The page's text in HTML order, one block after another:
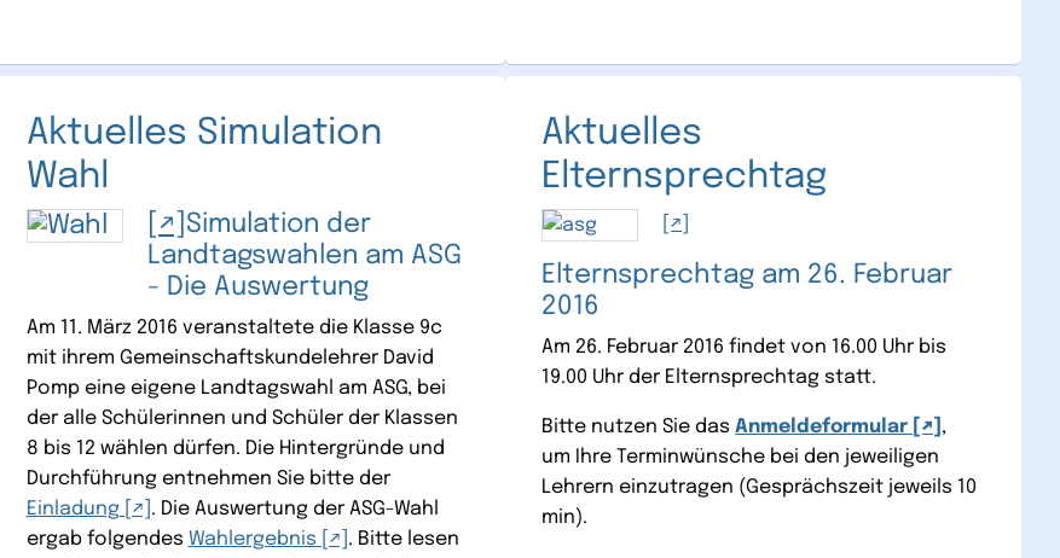
Aktuelles Simulation
Wahl
Simulation der
Landtagswahlen am ASG
- Die Auswertung
Am 11. März 2016 veranstaltete die Klasse 9c
mit ihrem Gemeinschaftskundelehrer David
Pomp eine eigene Landtagswahl am ASG, bei
der alle Schülerinnen und Schüler der Klassen
8 bis 12 wählen dürfen. Die Hintergründe und
Durchführung entnehmen Sie bitte der
Einladung
. Die Auswertung der ASG-Wahl
ergab folgendes Wahlergebnis
. Bitte lesen
Aktuelles
Elternsprechtag
Elternsprechtag am 26. Februar
2016
Am 26. Februar 2016 findet von 16.00 Uhr bis
19.00 Uhr der Elternsprechtag statt.
Bitte nutzen Sie dasAnmeldeformular
,
um Ihre Terminwünsche bei den jeweiligen
Lehrern einzutragen (Gesprächszeit jeweils 10
min).